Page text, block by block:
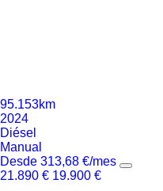
95.153km
2024
Diésel
Manual
Desde 313,68 €/mes
21.890 € 19.900 €